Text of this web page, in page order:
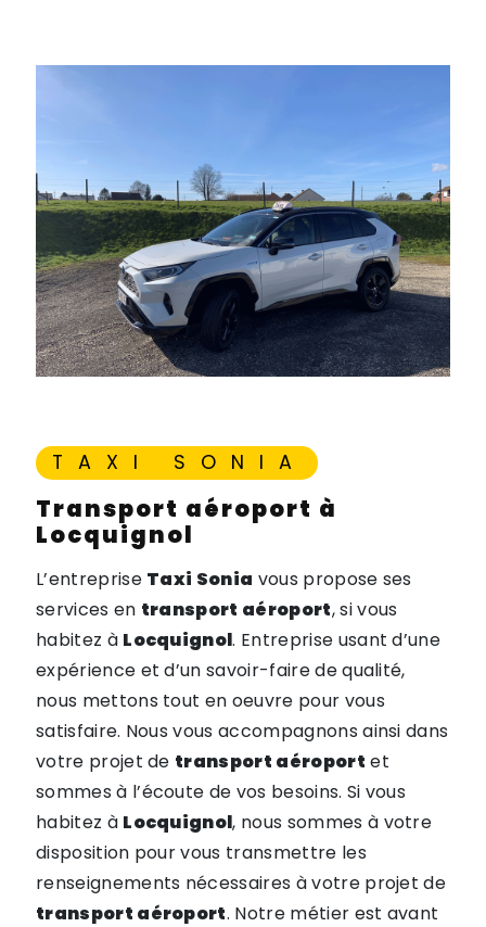
TAXI SONIA
transport aéroport à
Locquignol
L’entreprise Taxi Sonia vous propose ses
services en transport aéroport, si vous
habitez à Locquignol. Entreprise usant d’une
expérience et d’un savoir-faire de qualité,
nous mettons tout en oeuvre pour vous
satisfaire. Nous vous accompagnons ainsi dans
votre projet de transport aéroport et
sommes à l’écoute de vos besoins. Si vous
habitez à Locquignol, nous sommes à votre
disposition pour vous transmettre les
renseignements nécessaires à votre projet de
transport aéroport. Notre métier est avant